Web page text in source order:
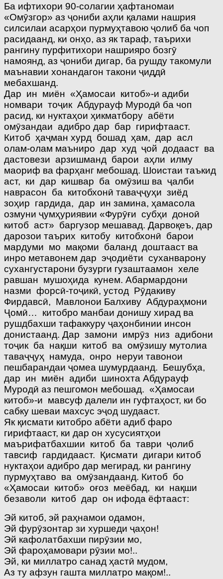
Ба ифтихори 90-солагии ҳафтаномаи
«Омӯзгор» аз ҷониби аҳли қалами нашрия
силсилаи асарҳои пурмуҳтавою ҷолиб ба чоп
расидаанд, ки онҳо, аз як тараф, таърихи
рангину пурфитихори нашрияро бозгӯ
намоянд, аз ҷониби дигар, ба рушду такомули
маънавии хонандагон такони ҷиддӣ
мебахшанд.
Дар ин миён «Ҳамосаи китоб»-и адиби
номвари тоҷик Абдурауф Муродӣ ба чоп
расид, ки нуктаҳои ҳикматбору абёти
омӯзандаи адибро дар бар гирифтааст.
Китоб ҳаҷман хурд бошад ҳам, дар асл
олам-олам маъниро дар худ ҷой додааст ва
дастовези арзишманд барои аҳли илму
маориф ва фарҳанг мебошад. Шоистаи таъкид
аст, ки дар кишвар ба омӯзиш ва ҷалби
наврасон ба китобхонӣ таваҷҷуҳи зиёд
зоҳир гардида, дар ин замина, ҳамасола
озмуни ҷумҳуриявии «Фурӯғи субҳи доноӣ
китоб аст» баргузор мешавад. Дарвоқеъ, дар
дарозои таърих китобу китобхонӣ барои
мардуми мо мақоми баланд доштааст ва
инро метавонем дар эҷодиёти суханварону
сухангустарони бузурги гузаштаамон хеле
равшан мушоҳида кунем. Абармардони
назми форсӣ-тоҷикӣ, устод Рӯдакиву
Фирдавсӣ, Мавлонои Балхиву Абдураҳмони
Ҷомӣ… китобро манбаи донишу хирад ва
рушдбахши тафаккуру ҷаҳонбинии инсон
донистаанд. Дар замони имрӯз низ адибони
тоҷик ба нақши китоб ва омӯзишу мутолиа
таваҷҷуҳ намуда, онро неруи тавонои
пешбарандаи ҷомеа шумурдаанд. Бешубҳа,
дар ин миён адиби шинохта Абдурауф
Муродӣ аз пешгомон мебошад. «Ҳамосаи
китоб»-и мавсуф далели ин гуфтаҳост, ки бо
сабку шеваи махсус эҷод шудааст.
Як қисмати китобро абёти адиб фаро
гирифтааст, ки дар он хусусиятҳои
маърифатбахшии китоб ба таври ҷолиб
тавсиф гардидааст. Қисмати дигари китоб
нуктаҳои адибро дар мегирад, ки рангину
пурмуҳтаво ва омӯзандаанд. Китоб бо
«Ҳамосаи китоб» оғоз меёбад, ки нақши
безаволи китоб дар он ифода ёфтааст:
Эй китоб, эй раҳнамои одамон,
Эй фурӯзонтар зи хуршеди ҷаҳон!
Эй кафолатбахши пирӯзии мо,
Эй фароҳамовари рӯзии мо!..
Эй, ки миллатро санад ҳастӣ мудом,
Аз ту афзун гашта миллатро мақом!..